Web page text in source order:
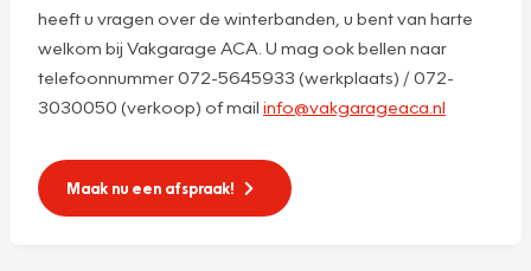
heeft u vragen over de winterbanden, u bent van harte
welkom bij Vakgarage ACA. U mag ook bellen naar
telefoonnummer 072-5645933 (werkplaats) / 072-
3030050 (verkoop) of mail info@vakgarageaca.nl
Maak nu een afspraak!